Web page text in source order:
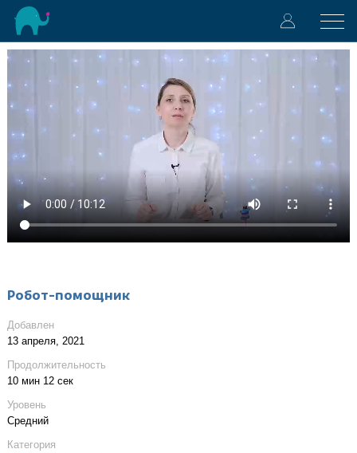
Робот-помощник
Добавлен
13 апреля, 2021
Продолжительность
10 мин 12 сек
Уровень
Средний
Категория